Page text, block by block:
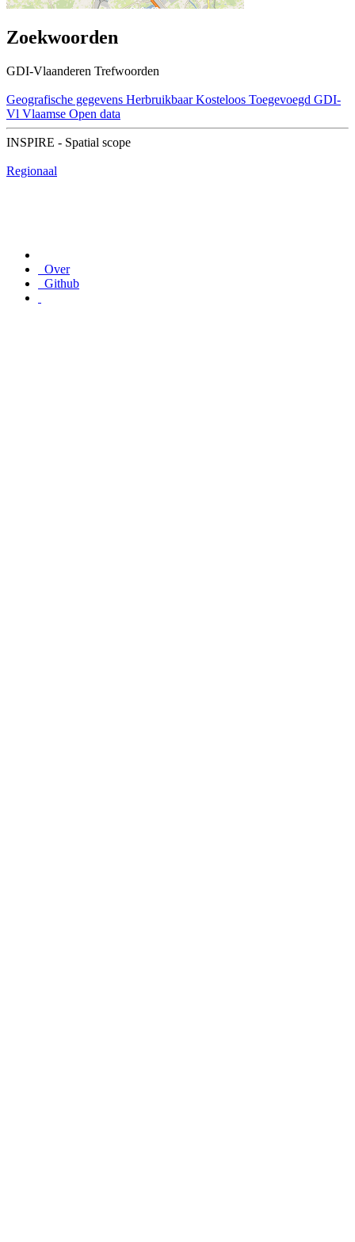
Zoekwoorden
GDI-Vlaanderen Trefwoorden
Geografische gegevens Herbruikbaar Kosteloos Toegevoegd GDI-
Vl Vlaamse Open data
INSPIRE - Spatial scope
Regionaal
Over
Github